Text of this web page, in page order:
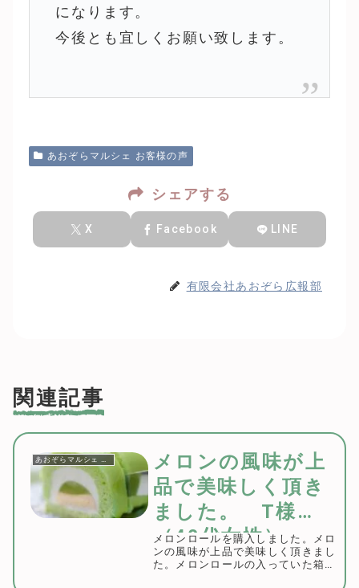
になります。
今後とも宜しくお願い致します。
あおぞらマルシェ お客様の声
シェアする
X Facebook LINE
有限会社あおぞら広報部
関連記事
メロンの風味が上
品で美味しく頂き
ました。 T様
（40代女性）
メロンロールを購入しました。メロ
ンの風味が上品で美味しく頂きまし
た。メロンロールの入っていた箱も